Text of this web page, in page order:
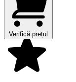
Verifică prețul